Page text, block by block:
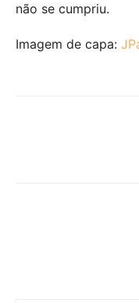
não se cumpriu.
Imagem de capa: